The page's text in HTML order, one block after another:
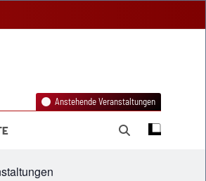
Anstehende Veranstaltungen